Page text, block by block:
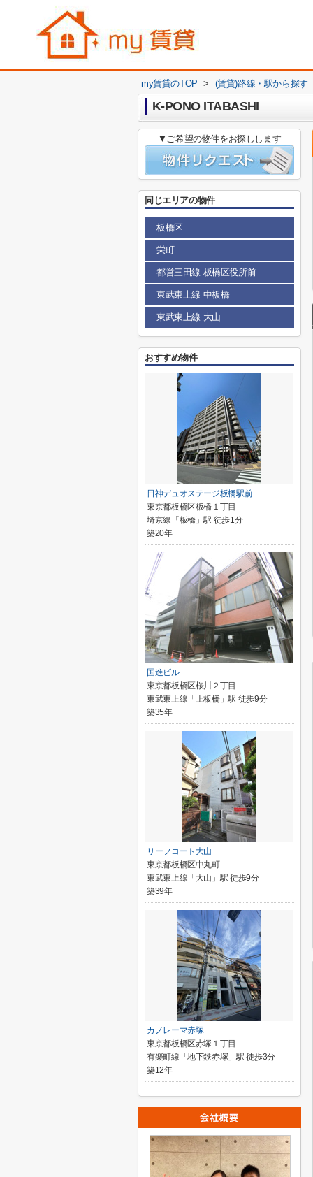
my賃貸のTOP > (賃貸)路線・駅から探す
K-PONO ITABASHI
▼ご希望の物件をお探しします
同じエリアの物件
板橋区
栄町
都営三田線 板橋区役所前
東武東上線 中板橋
東武東上線 大山
おすすめ物件
日神デュオステージ板橋駅前
東京都板橋区板橋１丁目
埼京線「板橋」駅 徒歩1分
築20年
国進ビル
東京都板橋区桜川２丁目
東武東上線「上板橋」駅 徒歩9分
築35年
リーフコート大山
東京都板橋区中丸町
東武東上線「大山」駅 徒歩9分
築39年
カノレーマ赤塚
東京都板橋区赤塚１丁目
有楽町線「地下鉄赤塚」駅 徒歩3分
築12年